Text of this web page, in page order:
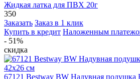
Жидкая латка для ПВХ 20г
350
Заказать Заказ в 1 клик
Купить в кредит Наложенным
- 51%
скидка
67121 Bestway BW Надувная подушка